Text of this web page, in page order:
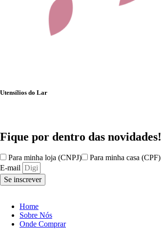
Utensílios do Lar
Fique por dentro das novidades!
Para minha loja (CNPJ)
Para minha casa (CPF)
E-mail
Se inscrever
Home
Sobre Nós
Onde Comprar